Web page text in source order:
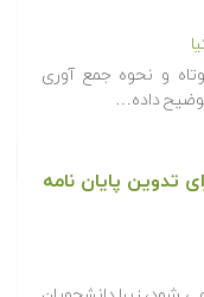
و نحوه جمع آوری
داده…
تدوین پایان نامه